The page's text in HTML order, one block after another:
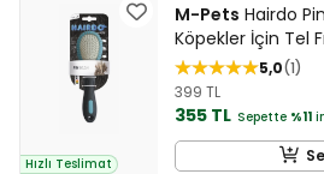
Hızlı Teslimat
M-Pets Hairdo
Köpekler İçin Tel
5,0 1
399 TL
355 TL Sepette %11